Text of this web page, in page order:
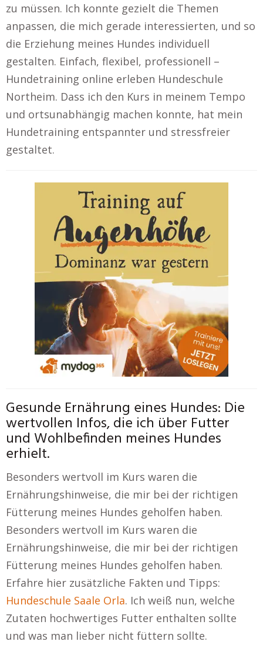
zu müssen. Ich konnte gezielt die Themen
anpassen, die mich gerade interessierten, und so
die Erziehung meines Hundes individuell
gestalten. Einfach, flexibel, professionell –
Hundetraining online erleben Hundeschule
Northeim. Dass ich den Kurs in meinem Tempo
und ortsunabhängig machen konnte, hat mein
Hundetraining entspannter und stressfreier
gestaltet.
Gesunde Ernährung eines Hundes: Die
wertvollen Infos, die ich über Futter
und Wohlbefinden meines Hundes
erhielt.
Besonders wertvoll im Kurs waren die
Ernährungshinweise, die mir bei der richtigen
Fütterung meines Hundes geholfen haben.
Besonders wertvoll im Kurs waren die
Ernährungshinweise, die mir bei der richtigen
Fütterung meines Hundes geholfen haben.
Erfahre hier zusätzliche Fakten und Tipps:
Hundeschule Saale Orla. Ich weiß nun, welche
Zutaten hochwertiges Futter enthalten sollte
und was man lieber nicht füttern sollte.